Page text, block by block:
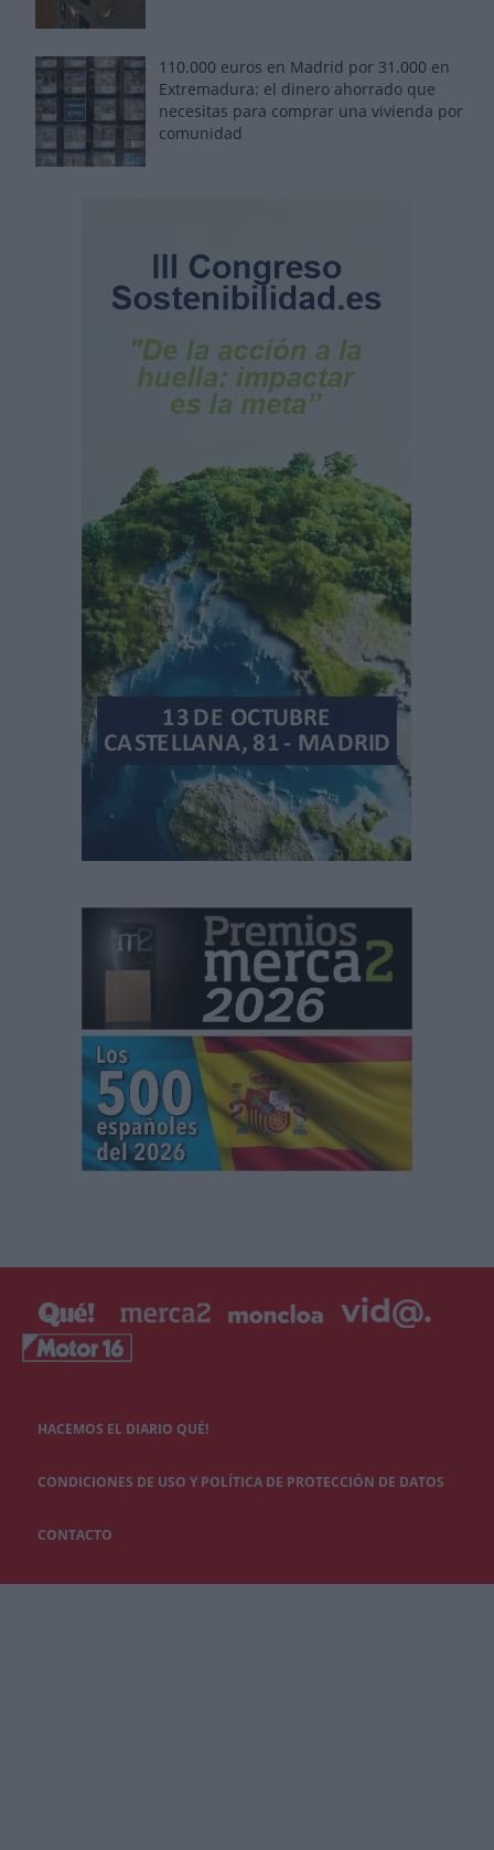
110.000 euros en Madrid por 31.000 en
Extremadura: el dinero ahorrado que
necesitas para comprar una vivienda por
comunidad
HACEMOS EL DIARIO QUÉ!
CONDICIONES DE USO Y POLÍTICA DE PROTECCIÓN DE DATOS
CONTACTO